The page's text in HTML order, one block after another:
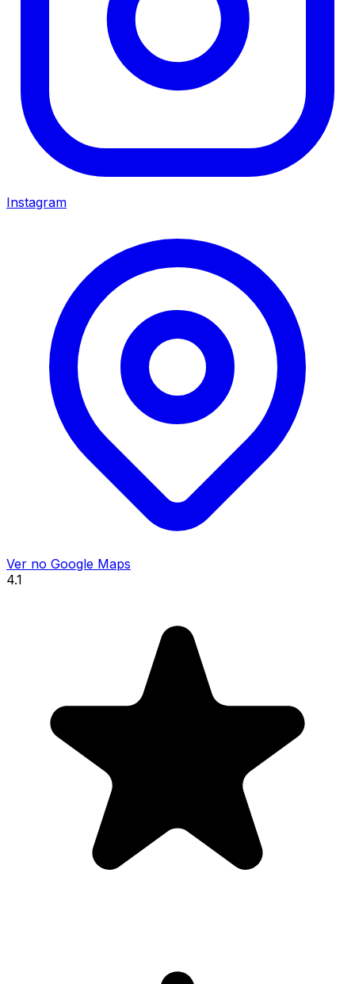
Instagram
Ver no Google Maps
4.1